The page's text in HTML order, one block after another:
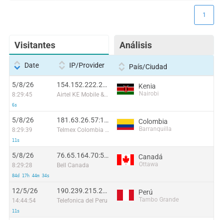
Visitantes Análisis
1
Date IP/Provider País/Ciudad
5/8/26
8:29:45
6s
154.152.222.231:38636
Airtel KE Mobile & Fixed Internet
Kenia
Nairobi
5/8/26
8:29:39
11s
181.63.26.57:1176
Telmex Colombia S.A.
Colombia
Barranquilla
5/8/26
8:29:28
84d 17h 44m 34s
76.65.164.70:56670
Bell Canada
Canadá
Ottawa
12/5/26
14:44:54
11s
190.239.215.207:40398
Telefonica del Peru
Perú
Tambo Grande